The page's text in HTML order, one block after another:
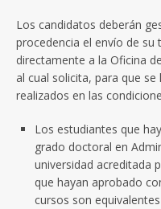
Los candidatos deberán
procedencia el envío de
directamente a la Oficina
al cual solicita, para que
realizados en las
Los estudiantes que
grado doctoral en
universidad acreditada
que hayan aprobado
cursos son